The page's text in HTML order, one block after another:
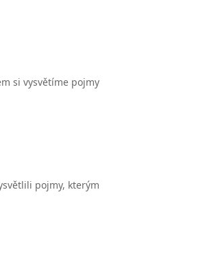
si vysvětíme pojmy
pojmy, kterým